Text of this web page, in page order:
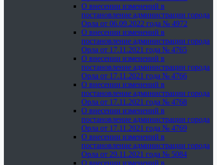
О внесении изменений в
постановление администрации города
Орла от 06.09.2022 года № 4972
О внесении изменений в
постановление администрации города
Орла от 17.11.2021 года № 4765
О внесении изменений в
постановление администрации города
Орла от 17.11.2021 года № 4766
О внесении изменений в
постановление администрации города
Орла от 17.11.2021 года № 4768
О внесении изменений в
постановление администрации города
Орла от 17.11.2021 года № 4769
О внесении изменений в
постановление администрации города
Орла от 29.11.2021 года № 5084
О внесении изменений в